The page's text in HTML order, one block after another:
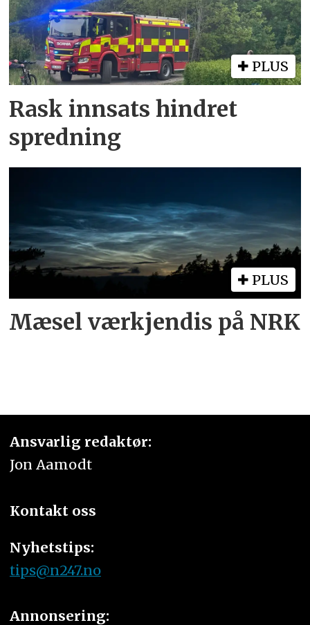
PLUS
Rask innsats hindret
spredning
PLUS
Mæsel værkjendis på NRK
Ansvarlig redaktør:
Jon Aamodt
Kontakt oss
Nyhetstips:
tips@n247.no
Annonsering: